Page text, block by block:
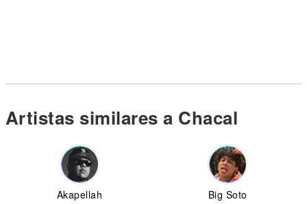
Artistas similares a Chacal
Akapellah Big Soto